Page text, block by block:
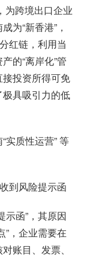
为跨境出口企业
为“新香港”，
红链，利用当
的“离岸化”管
投资所得可免
具吸引力的低
实质性运营” 等
到风险提示函
示函”，其原因
”，企业需要在
账目、发票、